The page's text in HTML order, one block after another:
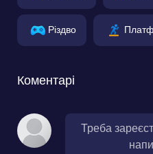
Різдво
Коментарі
Треба